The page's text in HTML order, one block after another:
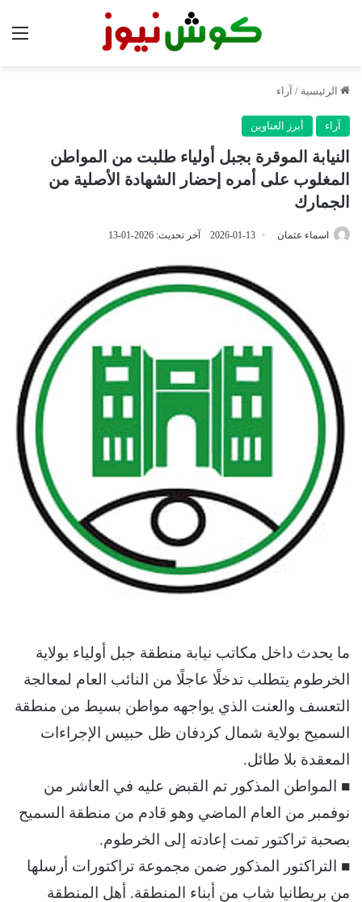
الرئيسية / آراء
آراء أبرز العناوين
النيابة الموقرة بجبل أولياء طلبت من المواطن
المغلوب على أمره إحضار الشهادة الأصلية من
الجمارك
اسماء عثمان 2026-01-13 آخر تحديث: 2026-01-13
ما يحدث داخل مكاتب نيابة منطقة جبل أولياء بولاية
الخرطوم يتطلب تدخلًا عاجلًا من النائب العام لمعالجة
التعسف والعنت الذي يواجهه مواطن بسيط من منطقة
السميح بولاية شمال كردفان ظل حبيس الإجراءات
المعقدة بلا طائل.
■ المواطن المذكور تم القبض عليه في العاشر من
نوفمبر من العام الماضي وهو قادم من منطقة السميح
بصحبة تراكتور تمت إعادته إلى الخرطوم.
■ التراكتور المذكور ضمن مجموعة تراكتورات أرسلها
من بريطانيا شاب من أبناء المنطقة. أهل المنطقة